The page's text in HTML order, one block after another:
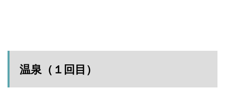
温泉（１回目）